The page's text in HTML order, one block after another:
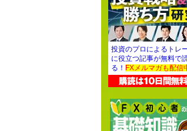
投資のプロによるトレ
に役立つ記事が無料で
る！ FXメルマガも配信